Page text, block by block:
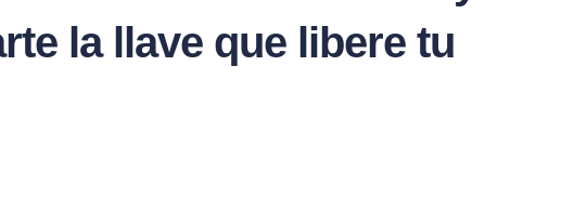
la llave que libere tu